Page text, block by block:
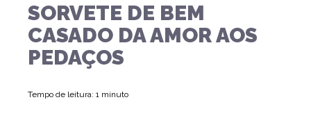
SORVETE DE BEM
CASADO DA AMOR AOS
PEDAÇOS
Tempo de leitura: 1 minuto